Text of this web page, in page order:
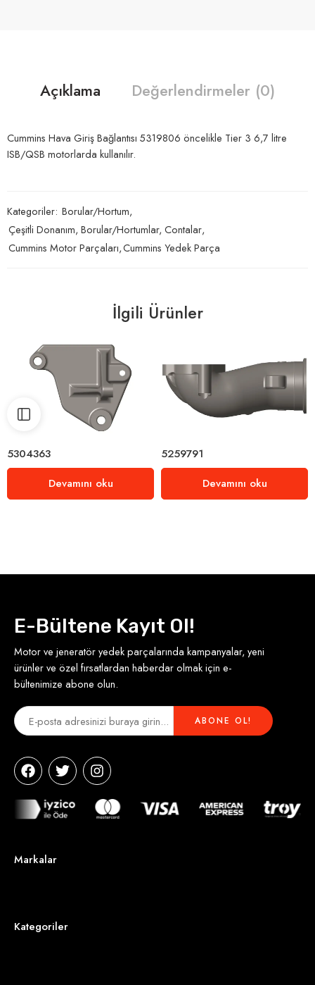
Açıklama Değerlendirmeler (0)
Cummins Hava Giriş Bağlantısı 5319806 öncelikle Tier 3 6,7 litre
ISB/QSB motorlarda kullanılır.
Kategoriler: Borular/Hortum,
Çeşitli Donanım, Borular/Hortumlar, Contalar,
Cummins Motor Parçaları,Cummins Yedek Parça
İlgili Ürünler
5304363
Devamını oku
5259791
Devamını oku
E-Bültene Kayıt Ol!
Motor ve jeneratör yedek parçalarında kampanyalar, yeni
ürünler ve özel fırsatlardan haberdar olmak için e-
bültenimize abone olun.
Markalar
Kategoriler